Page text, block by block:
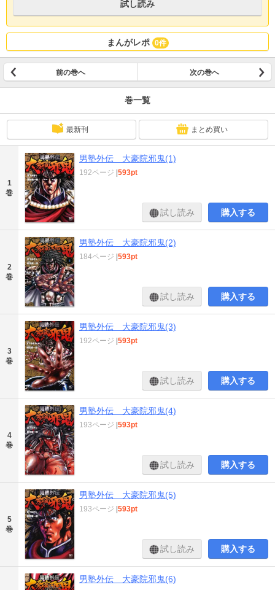
試し読み
まんがレポ 0件
前の巻へ 次の巻へ
巻一覧
最新刊 まとめ買い
1
巻
男塾外伝 大豪院邪鬼(1)
192ページ |593pt
試し読み 購入する
2
巻
男塾外伝 大豪院邪鬼(2)
184ページ |593pt
試し読み 購入する
3
巻
男塾外伝 大豪院邪鬼(3)
192ページ |593pt
試し読み 購入する
4
巻
男塾外伝 大豪院邪鬼(4)
193ページ |593pt
試し読み 購入する
5
巻
男塾外伝 大豪院邪鬼(5)
193ページ |593pt
試し読み 購入する
男塾外伝 大豪院邪鬼(6)